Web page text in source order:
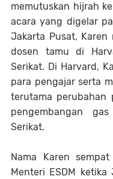
memutuskan hijrah
acara yang digelar
Jakarta Pusat,
dosen tamu di
Serikat. Di Harvard,
para pengajar serta
terutama perubahan
pengembangan
Serikat.
Nama Karen
Menteri ESDM